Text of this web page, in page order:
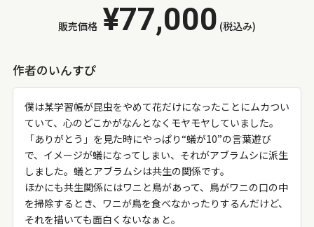
販売価格 ¥77,000 (税込み)
作者のいんすぴ
僕は某学習帳が昆虫をやめて花だけになったことにムカつい
ていて、心のどこかがなんとなくモヤモヤしていました。
「ありがとう」を見た時にやっぱり“蟻が10”の言葉遊び
で、イメージが蟻になってしまい、それがアブラムシに派生
しました。蟻とアブラムシは共生の関係です。
ほかにも共生関係にはワニと鳥があって、鳥がワニの口の中
を掃除するとき、ワニが鳥を食べなかったりするんだけど、
それを描いても面白くないなぁと。